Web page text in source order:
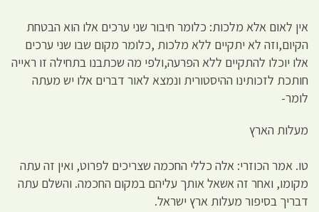
אין לאום אלא מלכות: כלומר חיבור שני ערכים אלו הוא הבטחת
הקיום,וזה לא יתקיים ללא מלכות ,כלומר מקום שבו שני ערכים
אלו יוכלו להתקיים ללא הפרעה,ולפי מה שכתבנו בתחילה זו ראייה
חותכת לזכותינו ההיסטורית ונמצא לאור דברים אלו יש מעתה
לומר-
מעלות הארץ
טו. אמר הכוזרי: אלה כללי החכמה שצריכים לפרוט, ואין זה עתה
מקומו, ואחר זה אשאל אותך עליהם במקום החכמה. והשלם עתה
דבריך בסיפור מעלות ארץ ישראל.